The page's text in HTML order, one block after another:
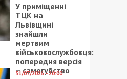
У приміщенні
ТЦК на
Львівщині
знайшли
мертвим
військовослужбовця:
попередня версія
– самогубство
31/07/2026 - 20:00